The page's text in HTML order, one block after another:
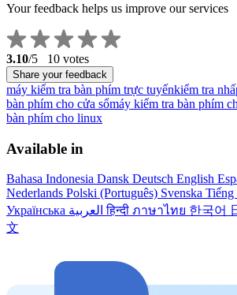
Your feedback helps us improve our services
3.10/5 10 votes
Share your feedback
máy kiểm tra bàn phím trực tuyếnkiểm tra
bàn phím cho cửa sổmáy kiểm tra bàn phím
bàn phím cho linux
Available in
Bahasa Indonesia Dansk Deutsch English
Nederlands Polski (Português) Svenska Tiếng
Українська
العربيةहिन्दी ภาษาไทย 한국어
文